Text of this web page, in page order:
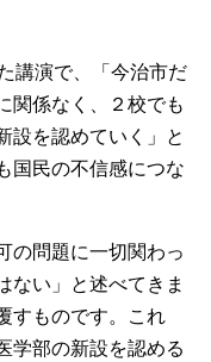
演で、「今治市だ
関係なく、２校でも
設を認めていく」と
国民の不信感につな
の問題に一切関わっ
ない」と述べてきま
すものです。これ
学部の新設を認める